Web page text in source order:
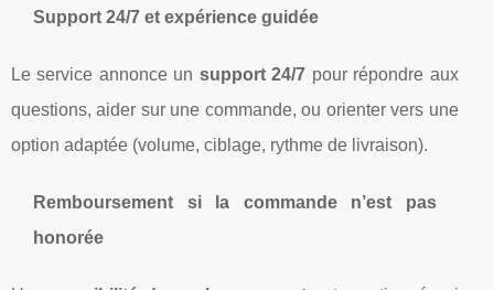
Support 24/7 et expérience guidée
Le service annonce un support 24/7 pour répondre aux
questions, aider sur une commande, ou orienter vers une
option adaptée (volume, ciblage, rythme de livraison).
Remboursement si la commande n’est pas
honorée